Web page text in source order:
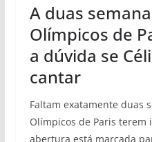
A duas
Olímpicos de
a dúvida se
cantar
Faltam exatamente duas
Olímpicos de Paris terem
abertura está marcada